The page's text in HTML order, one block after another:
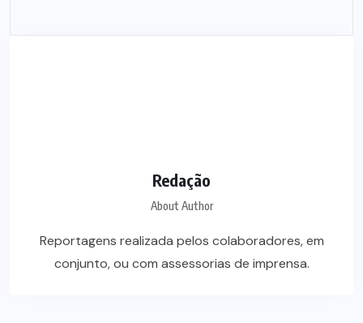
Redação
About Author
Reportagens realizada pelos colaboradores, em
conjunto, ou com assessorias de imprensa.